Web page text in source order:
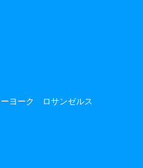
ヨーク
ロサンゼルス